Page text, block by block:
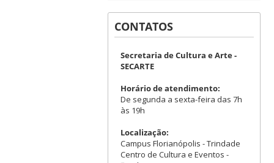
CONTATOS
Secretaria de Cultura e Arte -
SECARTE
Horário de atendimento:
De segunda a sexta-feira das 7h
às 19h
Localização:
Campus Florianópolis - Trindade
Centro de Cultura e Eventos -